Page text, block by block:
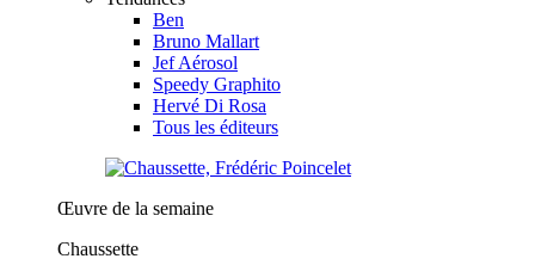
Ben
Bruno Mallart
Jef Aérosol
Speedy Graphito
Hervé Di Rosa
Tous les éditeurs
Œuvre de la semaine
Chaussette